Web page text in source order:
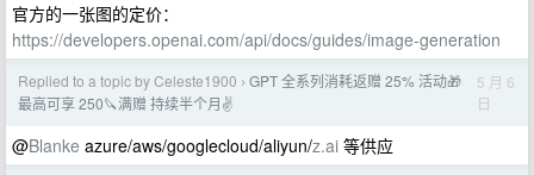
官方的一张图的定价：
https://developers.openai.com/api/docs/guides/image-generation
Replied to a topic by Celeste1900 › GPT 全系列消耗返赠 25% 活动🎁
最高可享 250🔪满赠 持续半个月✌️
5 月 6
日
@Blanke azure/aws/googlecloud/aliyun/z.ai 等供应